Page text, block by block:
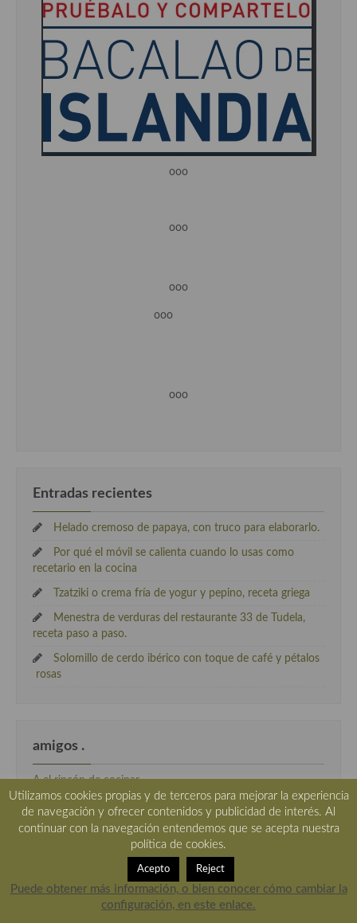
ooo
ooo
ooo
ooo
ooo
Entradas recientes
Helado cremoso de papaya, con truco para elaborarlo.
Por qué el móvil se calienta cuando lo usas como
recetario en la cocina
Tzatziki o crema fría de yogur y pepino, receta griega
Menestra de verduras del restaurante 33 de Tudela,
receta paso a paso.
Solomillo de cerdo ibérico con toque de café y pétalos
rosas
amigos .
A el rincón de cocinar
Acivecheria
AdoroCocinar
cocineros de verdad
EL mundo a bocados
Utilizamos cookies propias y de terceros para mejorar la experiencia
de navegación y ofrecer contenidos y publicidad de interés. Al
continuar con la navegación entendemos que se acepta nuestra
política de cookies.
Acepto Reject
Puede obtener más información, o bien conocer cómo cambiar la
configuración, en este enlace.